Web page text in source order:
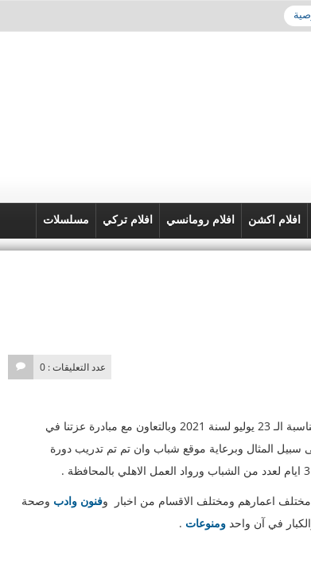
افلام اكشن افلام رومانسي افلام تركي مسلسلات
عدد التعليقات : 0
هو موقع فريد من نوعه سيتم تدشينة وتوافقا مع مناسبة الـ 23 يوليو لسنة 2021 وبالتعاون مع مبادرة عزتنا في
المثال وبرعاية موقع شباب وان تم تم تدريب دورة
اعمارهم ومختلف الاقسام من اخبار وفنون وادب وصحة
في آن واحد ومنوعات .